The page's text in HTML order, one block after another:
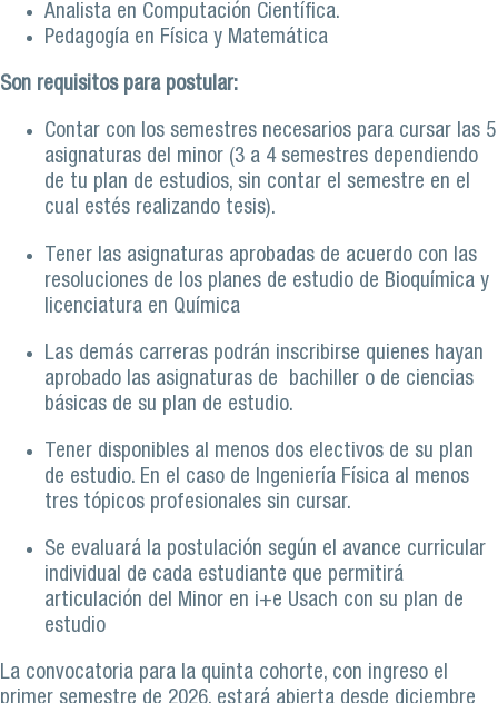
Analista en Computación Científica.
Pedagogía en Física y Matemática
Son requisitos para postular:
Contar con los semestres necesarios para cursar las 5
asignaturas del minor (3 a 4 semestres dependiendo
de tu plan de estudios, sin contar el semestre en el
cual estés realizando tesis).
Tener las asignaturas aprobadas de acuerdo con las
resoluciones de los planes de estudio de Bioquímica y
licenciatura en Química
Las demás carreras podrán inscribirse quienes hayan
aprobado las asignaturas de bachiller o de ciencias
básicas de su plan de estudio.
Tener disponibles al menos dos electivos de su plan
de estudio. En el caso de Ingeniería Física al menos
tres tópicos profesionales sin cursar.
Se evaluará la postulación según el avance curricular
individual de cada estudiante que permitirá
articulación del Minor en i+e Usach con su plan de
estudio
La convocatoria para la quinta cohorte, con ingreso el